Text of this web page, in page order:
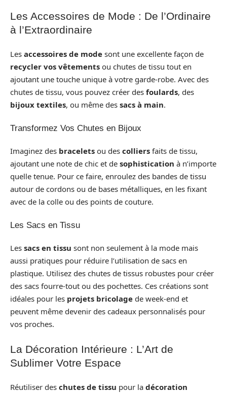
Les Accessoires de Mode : De l’Ordinaire
à l’Extraordinaire
Les accessoires de mode sont une excellente façon de
recycler vos vêtements ou chutes de tissu tout en
ajoutant une touche unique à votre garde-robe. Avec des
chutes de tissu, vous pouvez créer des foulards, des
bijoux textiles, ou même des sacs à main.
Transformez Vos Chutes en Bijoux
Imaginez des bracelets ou des colliers faits de tissu,
ajoutant une note de chic et de sophistication à n’importe
quelle tenue. Pour ce faire, enroulez des bandes de tissu
autour de cordons ou de bases métalliques, en les fixant
avec de la colle ou des points de couture.
Les Sacs en Tissu
Les sacs en tissu sont non seulement à la mode mais
aussi pratiques pour réduire l’utilisation de sacs en
plastique. Utilisez des chutes de tissus robustes pour créer
des sacs fourre-tout ou des pochettes. Ces créations sont
idéales pour les projets bricolage de week-end et
peuvent même devenir des cadeaux personnalisés pour
vos proches.
La Décoration Intérieure : L’Art de
Sublimer Votre Espace
Réutiliser des chutes de tissu pour la décoration